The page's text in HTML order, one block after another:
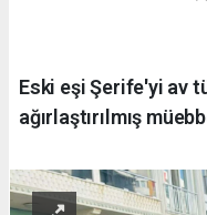
Eski eşi Şerife'yi av
ağırlaştırılmış